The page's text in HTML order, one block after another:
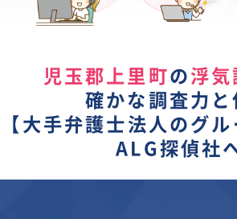
児玉郡上里町の 浮気
確かな調査力と
【 大手弁護士法人のグ
ALG探偵社